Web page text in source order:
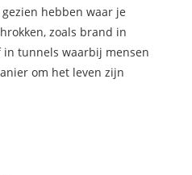
hebben waar je
zoals brand in
tunnels waarbij mensen
om het leven zijn